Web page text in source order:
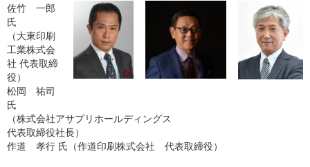
佐竹 一郎
氏
（大東印刷
工業株式会
社 代表取締
役）
松岡 祐司
氏
（株式会社アサプリホールディングス
代表取締役社長）
作道 孝行 氏（作道印刷株式会社 代表取締役）